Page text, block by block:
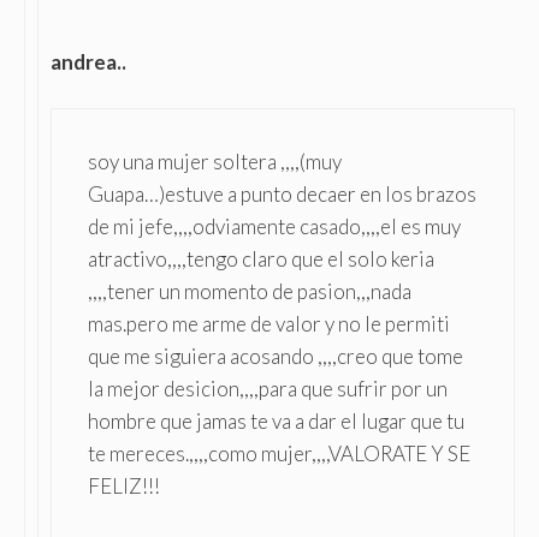
andrea..
soy una mujer soltera ,,,,(muy
Guapa…)estuve a punto decaer en los brazos
de mi jefe,,,,odviamente casado,,,,el es muy
atractivo,,,,tengo claro que el solo keria
,,,,tener un momento de pasion,,,nada
mas.pero me arme de valor y no le permiti
que me siguiera acosando ,,,,creo que tome
la mejor desicion,,,,para que sufrir por un
hombre que jamas te va a dar el lugar que tu
te mereces.,,,,como mujer,,,,VALORATE Y SE
FELIZ!!!